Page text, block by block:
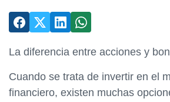
La diferencia entre acciones y
Cuando se trata de invertir en el
financiero, existen muchas